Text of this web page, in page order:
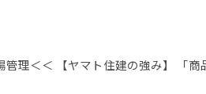
理＜＜ 【ヤマト住建の強み】 「商